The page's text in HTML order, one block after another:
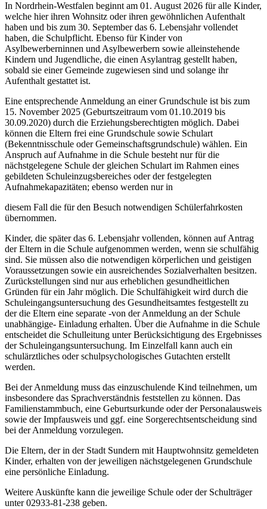
In Nordrhein-Westfalen beginnt am 01. August 2026 für alle Kinder,
welche hier ihren Wohnsitz oder ihren gewöhnlichen Aufenthalt
haben und bis zum 30. September das 6. Lebensjahr vollendet
haben, die Schulpflicht. Ebenso für Kinder von
Asylbewerberninnen und Asylbewerbern sowie alleinstehende
Kindern und Jugendliche, die einen Asylantrag gestellt haben,
sobald sie einer Gemeinde zugewiesen sind und solange ihr
Aufenthalt gestattet ist.
Eine entsprechende Anmeldung an einer Grundschule ist bis zum
15. November 2025 (Geburtszeitraum vom 01.10.2019 bis
30.09.2020) durch die Erziehungsberechtigten möglich. Dabei
können die Eltern frei eine Grundschule sowie Schulart
(Bekenntnisschule oder Gemeinschaftsgrundschule) wählen. Ein
Anspruch auf Aufnahme in die Schule besteht nur für die
nächstgelegene Schule der gleichen Schulart im Rahmen eines
gebildeten Schuleinzugsbereiches oder der festgelegten
Aufnahmekapazitäten; ebenso werden nur in
diesem Fall die für den Besuch notwendigen Schülerfahrkosten
übernommen.
Kinder, die später das 6. Lebensjahr vollenden, können auf Antrag
der Eltern in die Schule aufgenommen werden, wenn sie schulfähig
sind. Sie müssen also die notwendigen körperlichen und geistigen
Voraussetzungen sowie ein ausreichendes Sozialverhalten besitzen.
Zurückstellungen sind nur aus erheblichen gesundheitlichen
Gründen für ein Jahr möglich. Die Schulfähigkeit wird durch die
Schuleingangsuntersuchung des Gesundheitsamtes festgestellt zu
der die Eltern eine separate -von der Anmeldung an der Schule
unabhängige- Einladung erhalten. Über die Aufnahme in die Schule
entscheidet die Schulleitung unter Berücksichtigung des Ergebnisses
der Schuleingangsuntersuchung. Im Einzelfall kann auch ein
schulärztliches oder schulpsychologisches Gutachten erstellt
werden.
Bei der Anmeldung muss das einzuschulende Kind teilnehmen, um
insbesondere das Sprachverständnis feststellen zu können. Das
Familienstammbuch, eine Geburtsurkunde oder der Personalausweis
sowie der Impfausweis und ggf. eine Sorgerechtsentscheidung sind
bei der Anmeldung vorzulegen.
Die Eltern, der in der Stadt Sundern mit Hauptwohnsitz gemeldeten
Kinder, erhalten von der jeweiligen nächstgelegenen Grundschule
eine persönliche Einladung.
Weitere Auskünfte kann die jeweilige Schule oder der Schulträger
unter 02933-81-238 geben.